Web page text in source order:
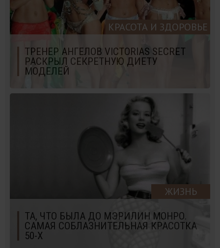
КРАСОТА И ЗДОРОВЬЕ
ТРЕНЕР АНГЕЛОВ VICTORIAS SECRET
РАСКРЫЛ СЕКРЕТНУЮ ДИЕТУ
МОДЕЛЕЙ
ЖИЗНЬ
ТА, ЧТО БЫЛА ДО МЭРИЛИН МОНРО.
САМАЯ СОБЛАЗНИТЕЛЬНАЯ КРАСОТКА
50-Х